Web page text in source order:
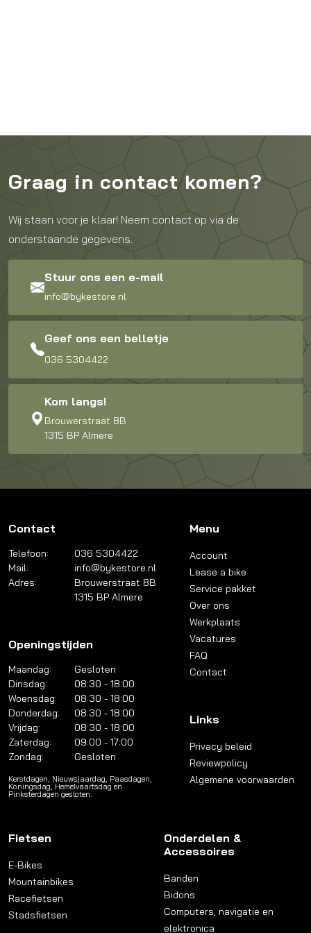
Graag in contact komen?
Wij staan voor je klaar! Neem contact op via de
onderstaande gegevens.
Stuur ons een e-mail
info@bykestore.nl
Geef ons een belletje
036 5304422
Kom langs!
Brouwerstraat 8B
1315 BP Almere
Contact
Telefoon:
036 5304422
Mail:
info@bykestore.nl
Adres:
Brouwerstraat 8B
1315 BP Almere
Openingstijden
Maandag:
Gesloten
Dinsdag:
08:30 - 18:00
Woensdag:
08:30 - 18:00
Donderdag:
08:30 - 18:00
Vrijdag:
08:30 - 18:00
Zaterdag:
09:00 - 17:00
Zondag:
Gesloten
Kerstdagen, Nieuwsjaardag, Paasdagen,
Koningsdag, Hemelvaartsdag en
Pinksterdagen gesloten.
Menu
Account
Lease a bike
Service pakket
Over ons
Werkplaats
Vacatures
FAQ
Contact
Links
Privacy beleid
Reviewpolicy
Algemene voorwaarden
Fietsen
E-Bikes
Mountainbikes
Racefietsen
Stadsfietsen
Onderdelen &
Accessoires
Banden
Bidons
Computers, navigatie en
elektronica